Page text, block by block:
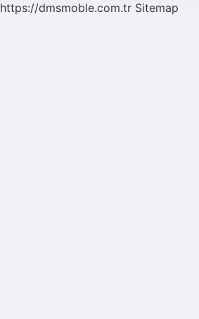
https://dmsmoble.com.tr Sitemap